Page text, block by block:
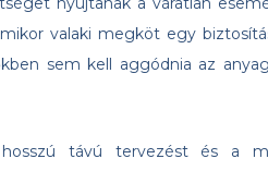
valaki megköt egy
sem kell aggódnia az
távú tervezést és a